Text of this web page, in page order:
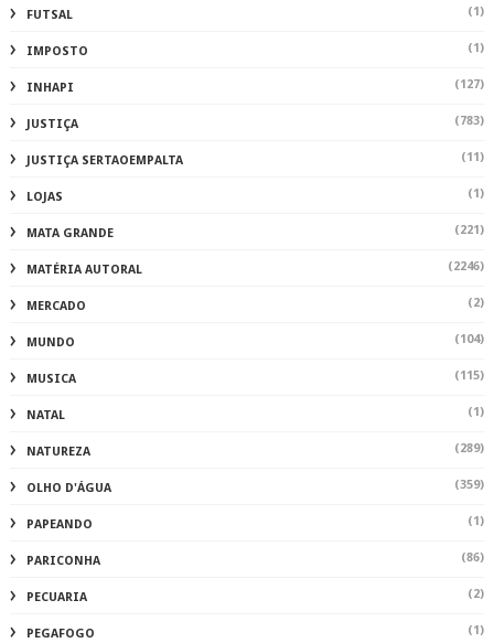
FUTSAL (1)
IMPOSTO (1)
INHAPI (127)
JUSTIÇA (783)
JUSTIÇA SERTAOEMPALTA (11)
LOJAS (1)
MATA GRANDE (221)
MATÉRIA AUTORAL (2246)
MERCADO (2)
MUNDO (104)
MUSICA (115)
NATAL (1)
NATUREZA (289)
OLHO D'ÁGUA (359)
PAPEANDO (1)
PARICONHA (86)
PECUARIA (2)
PEGAFOGO (1)